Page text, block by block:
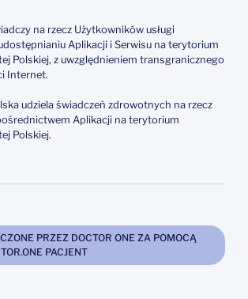
na rzecz Użytkowników usługi
Aplikacji i Serwisu na terytorium
Polskiej, z uwzględnieniem transgranicznego
Internet.
udziela świadczeń zdrowotnych na rzecz
Aplikacji na terytorium
Polskiej.
PRZEZ DOCTOR ONE ZA POMOCĄ
PACJENT